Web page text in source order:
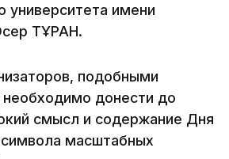
университета имени
ТҰРАН.
подобными
донести до
смысл и содержание Дня
масштабных